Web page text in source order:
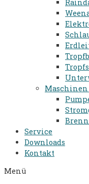
Service
Downloads
Kontakt
Menü